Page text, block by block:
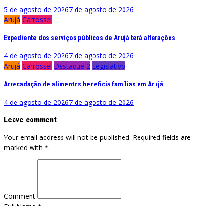
5 de agosto de 20267 de agosto de 2026
Arujá Carrossel
Expediente dos serviços públicos de Arujá terá alterações
4 de agosto de 20267 de agosto de 2026
Arujá Carrossel Destaque 2 Legislativo
Arrecadação de alimentos beneficia famílias em Arujá
4 de agosto de 20267 de agosto de 2026
Leave comment
Your email address will not be published. Required fields are
marked with *.
Comment